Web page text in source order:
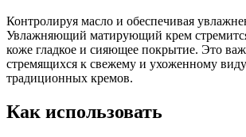
Контролируя масло и обеспечивая
Увлажняющий матирующий крем
коже гладкое и сияющее покрытие. Это
стремящихся к свежему и ухоженному виду
традиционных кремов.
Как использовать